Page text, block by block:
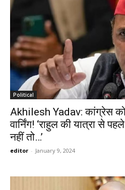
Political
Akhilesh Yadav: कांग्रेस
वार्निंग! ‘राहुल की यात्रा से
नहीं तो…’
editor - January 9, 2024